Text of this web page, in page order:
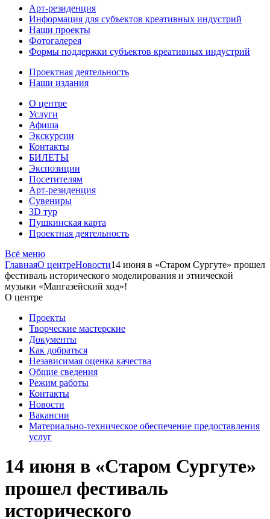
Арт-резиденция
Информация для субъектов креативных индустрий
Наши проекты
Фотогалерея
Формы поддержки субъектов креативных индустрий
Проектная деятельность
Наши издания
О центре
Услуги
Афиша
Экскурсии
Контакты
БИЛЕТЫ
Экспозиции
Посетителям
Арт-резиденция
Сувениры
3D тур
Пушкинская карта
Проектная деятельность
Всё меню
ГлавнаяО центреНовости14 июня в «Старом Сургуте» прошел
фестиваль исторического моделирования и этнической
музыки «Мангазейский ход»!
О центре
Проекты
Творческие мастерские
Документы
Как добраться
Независимая оценка качества
Общие сведения
Режим работы
Контакты
Новости
Вакансии
Материально-техническое обеспечение предоставления
услуг
14 июня в «Старом Сургуте»
прошел фестиваль
исторического